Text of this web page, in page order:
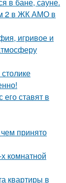
м 2 в ЖК АМО в
игривое и
ставят в
принято
комнатной
квартиры в